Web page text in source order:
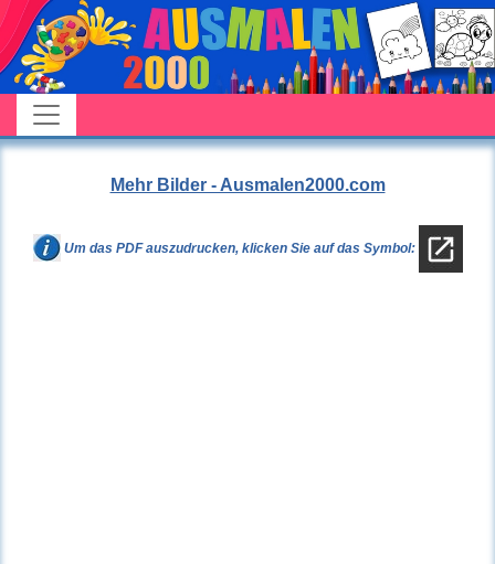
Mehr Bilder - Ausmalen2000.com
Um das PDF auszudrucken, klicken Sie auf das Symbol: